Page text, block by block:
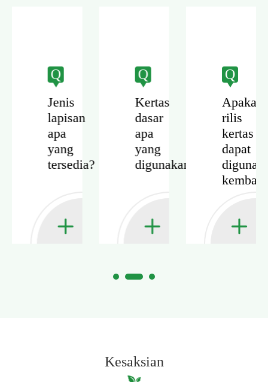
Q
Jenis
lapisan
apa
yang
tersedia?
Q
Kertas
dasar
apa
yang
digunakan?
Q
Apakah
rilis
kertas
dapat
Kesaksian